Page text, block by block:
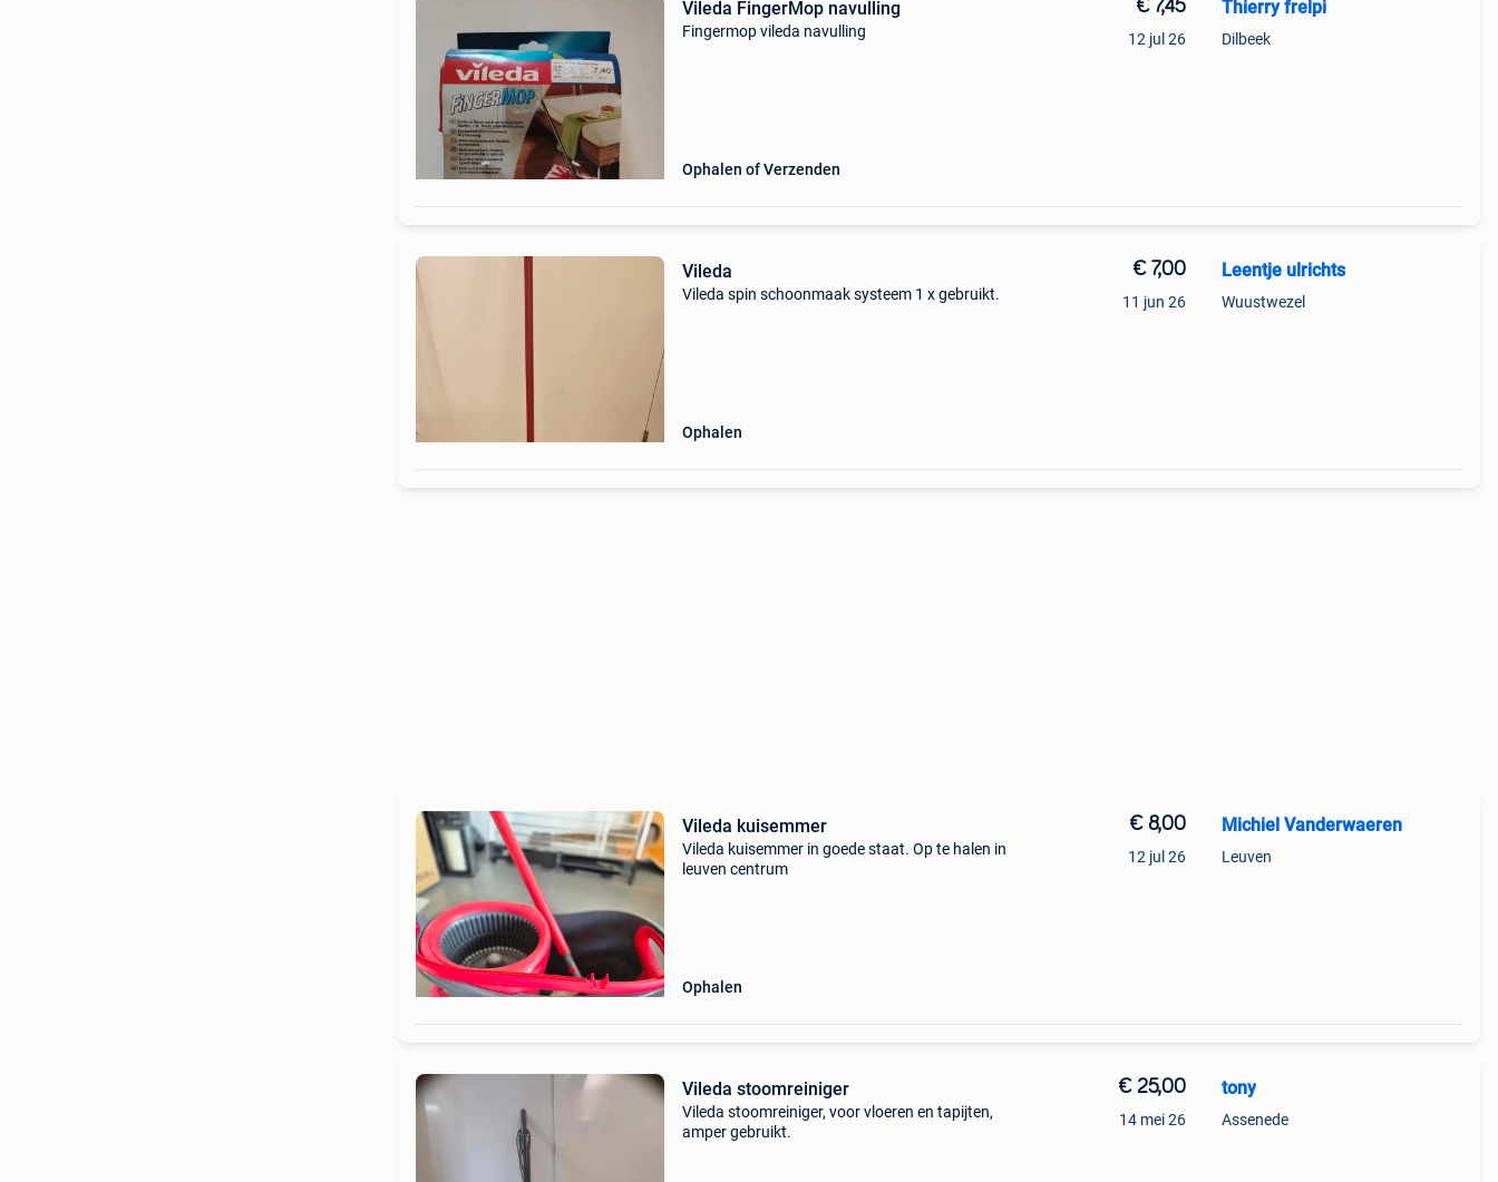
Vileda FingerMop navulling
Fingermop vileda navulling
Ophalen of Verzenden
€ 7,45
12 jul 26
Thierry frelpi
Dilbeek
Vileda
Vileda spin schoonmaak systeem 1 x gebruikt.
Ophalen
€ 7,00
11 jun 26
Leentje ulrichts
Wuustwezel
Vileda kuisemmer
Vileda kuisemmer in goede staat. Op te halen in
leuven centrum
Ophalen
€ 8,00
12 jul 26
Michiel Vanderwaeren
Leuven
Vileda stoomreiniger
Vileda stoomreiniger, voor vloeren en tapijten,
amper gebruikt.
€ 25,00
14 mei 26
tony
Assenede